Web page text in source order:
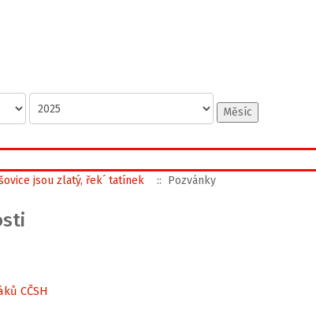
Měsíc
jsou zlatý, řek´ tatínek :: Pozvánky
CČSH